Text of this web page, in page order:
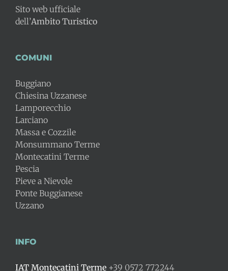
Sito web ufficiale
dell’Ambito Turistico
COMUNI
Buggiano
Chiesina Uzzanese
Lamporecchio
Larciano
Massa e Cozzile
Monsummano Terme
Montecatini Terme
Pescia
Pieve a Nievole
Ponte Buggianese
Uzzano
INFO
IAT Montecatini Terme +39 0572 772244